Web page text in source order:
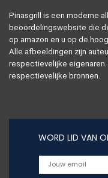
Pinasgrill is een moderne
beoordelingswebsite die
op amazon en u op de
Alle afbeeldingen zijn
respectievelijke
respectievelijke bronnen.
WORD LID VAN